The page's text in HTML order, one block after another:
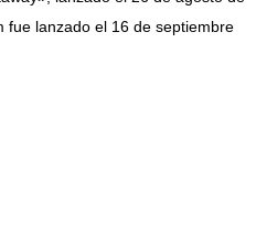
fue lanzado el 16 de septiembre